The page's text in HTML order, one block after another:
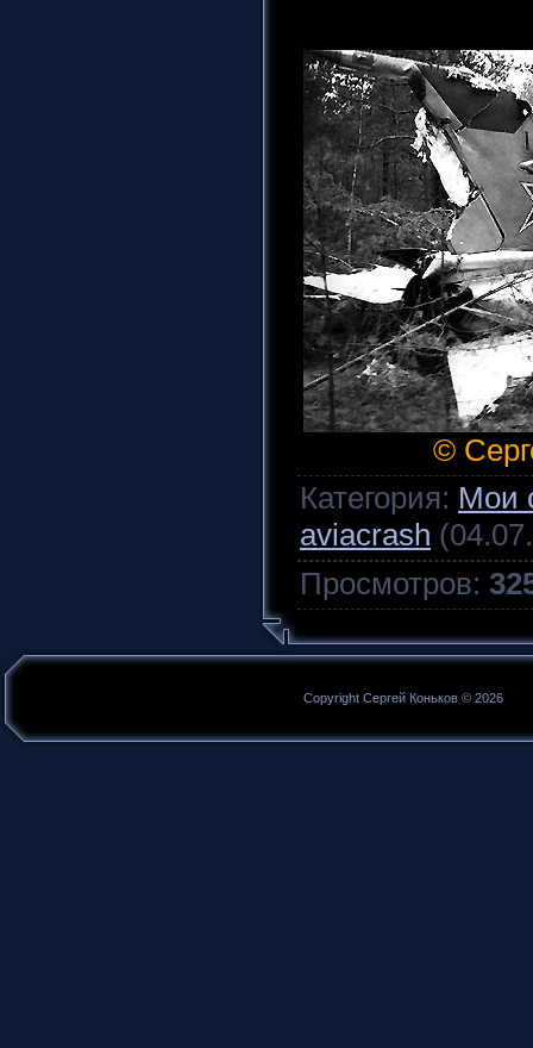
©
Категория: Мои
aviacrash
Просмотров:
Copyright Сергей Коньков © 2026